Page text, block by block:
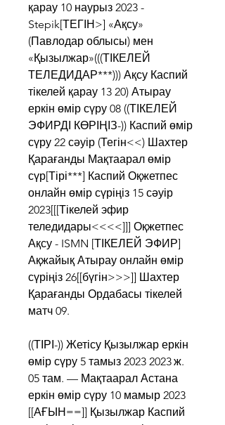
қарау 10 наурыз 2023 -
Stepik[ТЕГІН>] «Ақсу»
(Павлодар облысы) мен
«Қызылжар»(((ТІКЕЛЕЙ
ТЕЛЕДИДАР***))) Ақсу Каспий
тікелей қарау 13 20) Атырау
еркін өмір сүру 08 ((ТІКЕЛЕЙ
ЭФИРДІ КӨРІҢІЗ-)) Каспий өмір
сүру 22 сәуір (Тегін<<) Шахтер
Қарағанды Мақтаарал өмір
сүр[Тірі***] Каспий Оқжетпес
онлайн өмір сүріңіз 15 сәуір
2023[[[Тікелей эфир
теледидары<<<<]]] Оқжетпес
Ақсу - ISMN [ТІКЕЛЕЙ ЭФИР]
Ақжайық Атырау онлайн өмір
сүріңіз 26[[бүгін>>>]] Шахтер
Қарағанды Ордабасы тікелей
матч 09.
((ТІРІ-)) Жетісу Қызылжар еркін
өмір сүру 5 тамыз 2023 2023 ж.
05 там. — Мақтаарал Астана
еркін өмір сүру 10 мамыр 2023
[[АҒЫН==]] Қызылжар Каспий